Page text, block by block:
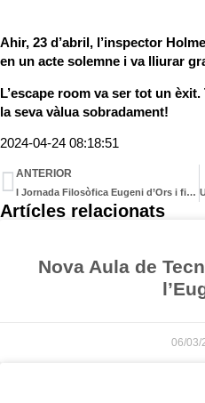
Ahir, 23 d’abril, l’inspector
en un acte solemne i va lliurar
L’escape room va ser tot un
la seva vàlua sobradament!
2024-04-24 08:18:51
ANTERIOR
I Jornada Filosòfica Eugeni d’Ors i final de la Lliga de Debat
Artícles relacionats
Nova Aula de
06/03/